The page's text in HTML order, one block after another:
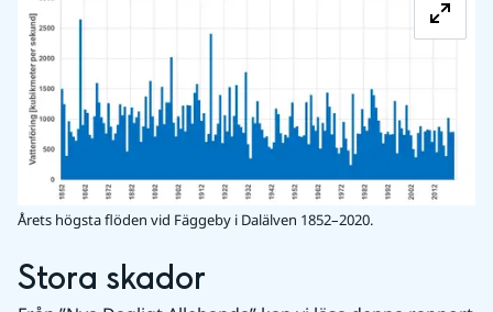
Årets högsta flöden vid Fäggeby i Dalälven 1852–2020.
Stora skador